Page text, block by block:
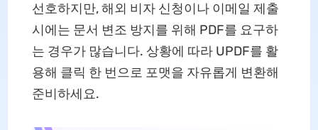
선호하지만, 해외 비자 신청이나 이메일 제출
시에는 문서 변조 방지를 위해 PDF를 요구하
는 경우가 많습니다. 상황에 따라 UPDF를 활
용해 클릭 한 번으로 포맷을 자유롭게 변환해
준비하세요.